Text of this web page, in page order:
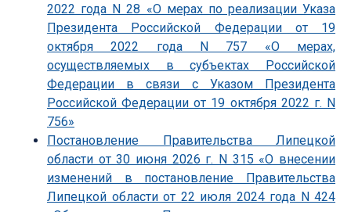
2022 года N 28 «О мерах по реализации Указа
Президента Российской Федерации от 19
октября 2022 года N 757 «О мерах,
осуществляемых в субъектах Российской
Федерации в связи с Указом Президента
Российской Федерации от 19 октября 2022 г. N
756»
Постановление Правительства Липецкой
области от 30 июня 2026 г. N 315 «О внесении
изменений в постановление Правительства
Липецкой области от 22 июля 2024 года N 424